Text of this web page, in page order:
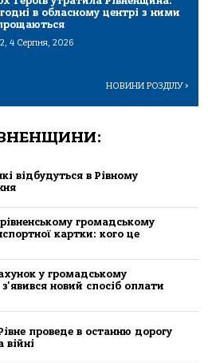
в обласному центрі з ними
4 Серпня, 2026
НОВИНИ РОЗДІЛУ>
відбудуться в Рівному
громадському
картки: кого це
у громадському
з'явився новий спосіб оплати
проведе в останню дорогу
війні